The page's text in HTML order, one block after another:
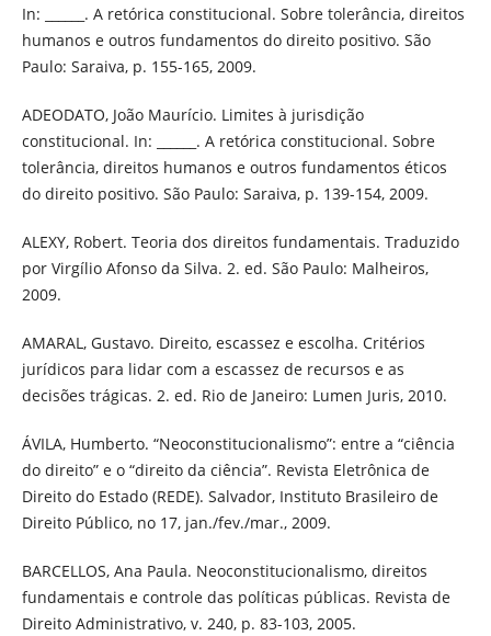
In: ______. A retórica constitucional. Sobre tolerância, direitos
humanos e outros fundamentos do direito positivo. São
Paulo: Saraiva, p. 155-165, 2009.
ADEODATO, João Maurício. Limites à jurisdição
constitucional. In: ______. A retórica constitucional. Sobre
tolerância, direitos humanos e outros fundamentos éticos
do direito positivo. São Paulo: Saraiva, p. 139-154, 2009.
ALEXY, Robert. Teoria dos direitos fundamentais. Traduzido
por Virgílio Afonso da Silva. 2. ed. São Paulo: Malheiros,
2009.
AMARAL, Gustavo. Direito, escassez e escolha. Critérios
jurídicos para lidar com a escassez de recursos e as
decisões trágicas. 2. ed. Rio de Janeiro: Lumen Juris, 2010.
ÁVILA, Humberto. “Neoconstitucionalismo”: entre a “ciência
do direito” e o “direito da ciência”. Revista Eletrônica de
Direito do Estado (REDE). Salvador, Instituto Brasileiro de
Direito Público, no 17, jan./fev./mar., 2009.
BARCELLOS, Ana Paula. Neoconstitucionalismo, direitos
fundamentais e controle das políticas públicas. Revista de
Direito Administrativo, v. 240, p. 83-103, 2005.